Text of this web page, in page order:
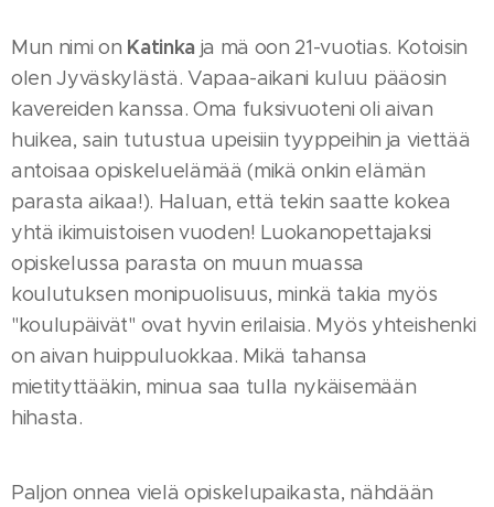
Mun nimi on Katinkaja mä oon 21-vuotias. Kotoisin
olen Jyväskylästä. Vapaa-aikani kuluu pääosin
kavereiden kanssa. Oma fuksivuoteni oli aivan
huikea, sain tutustua upeisiin tyyppeihin ja viettää
antoisaa opiskeluelämää (mikä onkin elämän
parasta aikaa!). Haluan, että tekin saatte kokea
yhtä ikimuistoisen vuoden! Luokanopettajaksi
opiskelussa parasta on muun muassa
koulutuksen monipuolisuus, minkä takia myös
"koulupäivät" ovat hyvin erilaisia. Myös yhteishenki
on aivan huippuluokkaa. Mikä tahansa
mietityttääkin, minua saa tulla nykäisemään
hihasta.
Paljon onnea vielä opiskelupaikasta, nähdään